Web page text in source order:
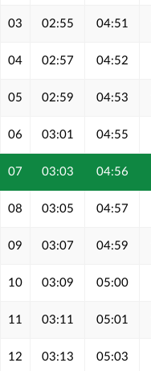
03 02:55 04:51
04 02:57 04:52
05 02:59 04:53
06 03:01 04:55
07 03:03 04:56
08 03:05 04:57
09 03:07 04:59
10 03:09 05:00
11 03:11 05:01
12 03:13 05:03